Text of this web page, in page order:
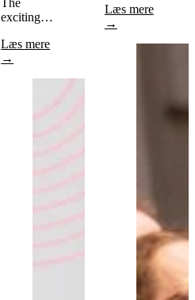
The
exciting…
Læs mere
→
Læs mere
→